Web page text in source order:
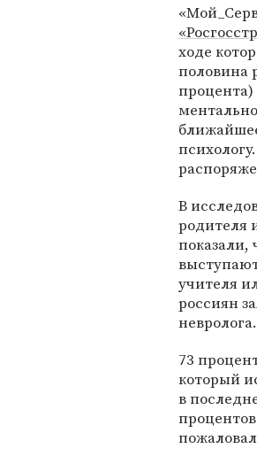
ходе
половина
процента)
В
родителя
показали,
учителя
россиян
невролога.
73
который
в